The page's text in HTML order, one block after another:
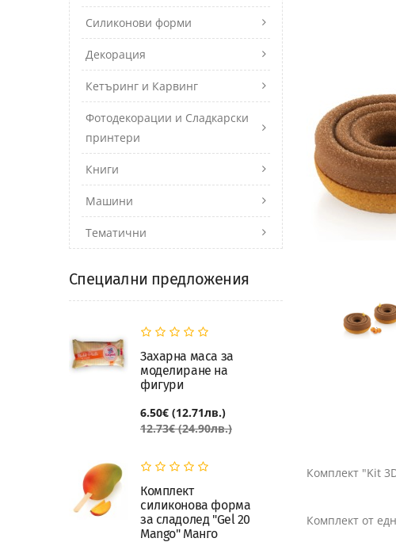
Силиконови форми
Декорация
Кетъринг и Карвинг
Фотодекорации и Сладкарски
принтери
Книги
Машини
Тематични
Специални предложения
Захарна маса за
моделиране на
фигури
6.50€ (12.71лв.)
12.73€ (24.90лв.)
Комплект
силиконова форма
за сладолед "Gel 20
Mango" Манго
Комплект "Kit
Комплект от